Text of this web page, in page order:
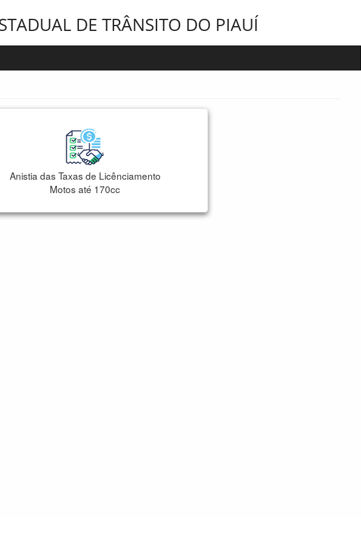
DE TRÂNSITO DO PIAUÍ
Anistia das Taxas de Licênciamento
Motos até 170cc